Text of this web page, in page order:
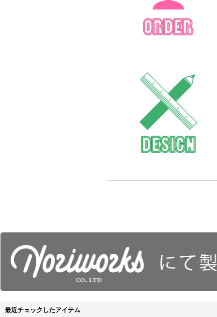
最近チェックしたアイテム